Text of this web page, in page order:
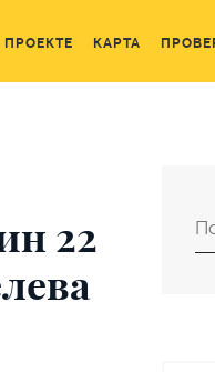
ПРОЕКТЕ КАРТА
22